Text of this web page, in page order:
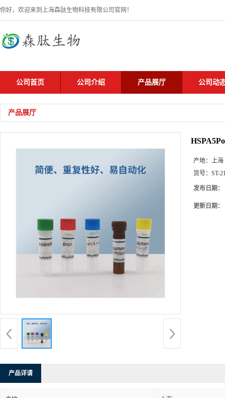
你好，欢迎来到上海森肽生物科技有限公司官网！
公司首页 公司介绍 产品展厅 公司动
产品展厅
产地： 上海
货号： ST-
发布日期：
更新日期：
产品详请